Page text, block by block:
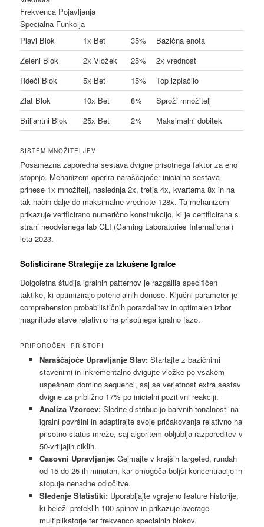
Frekvenca Pojavljanja
Specialna Funkcija
Plavi Blok
1x Bet 35%
Bazična enota
Zeleni Blok
2x Vložek 25%
2x vrednost
Rdeči Blok
5x Bet 15%
Top izplačilo
Zlat Blok
10x Bet 8%
Sproži množitelj
Briljantni Blok
25x Bet 2% Maksimalni dobitek
SISTEM MNOŽITELJEV
Posamezna zaporedna sestava dvigne prisotnega faktor za eno
stopnjo. Mehanizem operira naraščajoče: inicialna sestava
prinese 1x množitelj, naslednja 2x, tretja 4x, kvartarna 8x in na
tak način dalje do maksimalne vrednote 128x. Ta mehanizem
prikazuje verificirano numerično konstrukcijo, ki je certificirana s
strani neodvisnega lab GLI (Gaming Laboratories International)
leta 2023.
Sofisticirane Strategije za Izkušene Igralce
Dolgoletna študija igralnih patternov je razgalila specifičen
taktike, ki optimizirajo potencialnih donose. Ključni parameter je
comprehension probabilističnih porazdelitev in optimalen izbor
magnitude stave relativno na prisotnega igralno fazo.
PRIPOROČENI PRISTOPI
Naraščajoče Upravljanje Stav:Startajte z bazičnimi
stavenimi in inkrementalno dvigujte vložke po vsakem
uspešnem domino sequenci, saj se verjetnost extra sestav
dvigne za približno 17% po inicialni pozitivni reakciji.
Analiza Vzorcev:Sledite distribucijo barvnih tonalnosti na
igralni površini in adaptirajte svoje pričakovanja relativno na
prisotno status mreže, saj algoritem obljublja razporeditev v
50-vrtljajih ciklih.
Časovni Upravljanje:Gejmajte v krajših targeted, rundah
od 15 do 25-ih minutah, kar omogoča boljši koncentracijo in
stopuje nenadne odločitve.
Sledenje Statistiki:Uporabljajte vgrajeno feature historije,
ki beleži preteklih 100 spinov in prikazuje average
multiplikatorje ter frekvenco specialnih blokov.